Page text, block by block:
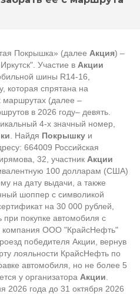
Покрышка» (далее Акция) –
Участие в Акции
шины R14-16,
которая спрятана на
маршрутах (далее –
в 2026 году– девять.
4-х значный номер,
. Найдя Покрышку и
664009 Российская
32, участник Акции
100 долларам (США)
на дату выдачи, а также
шоппер с символикой
на 30 000 рублей,
при покупке автомобиля с
компания ООО "КрайсНефть"
победителя Акции, вернув
лояльности КрайсНефть по
автомобиля, но не более 5
у организатора Акции
2026 года до 31 октября 2026